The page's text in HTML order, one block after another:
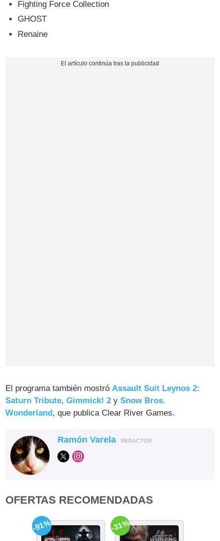
Fighting Force Collection
GHOST
Renaine
El programa también mostróAssault Suit Leynos 2:
Saturn Tribute,Gimmick! 2 ySnow Bros.
Wonderland , que publica Clear River Games.
Ramón Varela REDACTOR
OFERTAS RECOMENDADAS
-91% -31%